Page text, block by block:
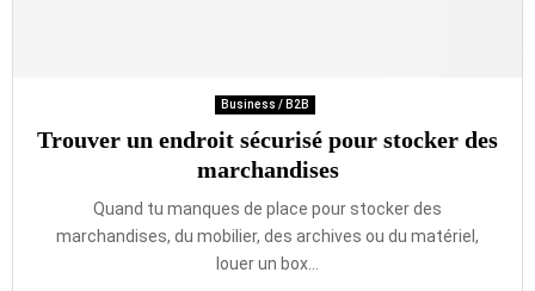
Business / B2B
Trouver un endroit sécurisé pour stocker des
marchandises
Quand tu manques de place pour stocker des
marchandises, du mobilier, des archives ou du matériel,
louer un box...